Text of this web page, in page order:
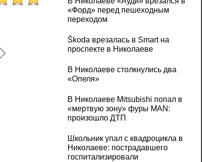
«Форд» перед пешеходным
переходом
Škoda врезалась в Smart на
проспекте в Николаеве
В Николаеве столкнулись два
«Опеля»
В Николаеве Mitsubishi попал в
«мертвую зону» фуры MAN:
произошло ДТП
Школьник упал с квадроцикла в
Николаеве: пострадавшего
госпитализировали